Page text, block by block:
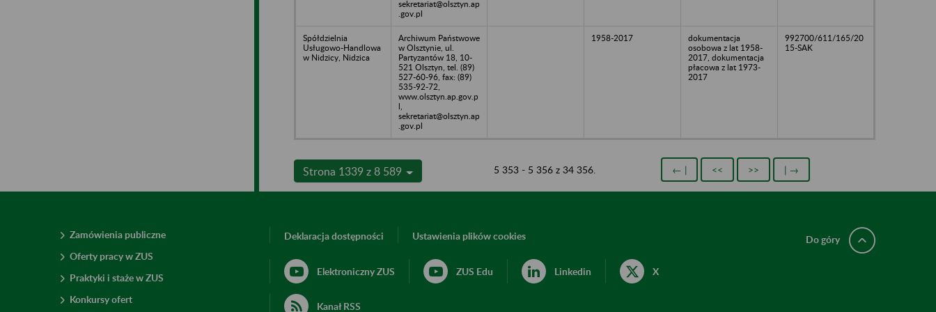
sekretariat@olsztyn.ap
.gov.pl
Spółdzielnia
Usługowo-Handlowa
w Nidzicy, Nidzica
Archiwum Państwowe
w Olsztynie, ul.
Partyzantów 18, 10-
521 Olsztyn, tel. (89)
527-60-96, fax: (89)
535-92-72,
www.olsztyn.ap.gov.p
l,
sekretariat@olsztyn.ap
.gov.pl
1958-2017
dokumentacja
osobowa z lat 1958-
2017, dokumentacja
płacowa z lat 1973-
2017
992700/611/165/20
15-SAK
Strona 1339 z 8 589 5 353 - 5 356 z 34 356. ← | << >> | →
Zamówienia publiczne
Oferty pracy w ZUS
Praktyki i staże w ZUS
Konkursy ofert
Deklaracja dostępności Ustawienia plików cookies
Elektroniczny ZUS ZUS Edu Linkedin X
Kanał RSS
Do góry